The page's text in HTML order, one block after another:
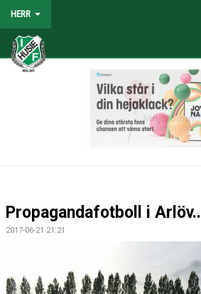
HERR
HEM
MATCHER
KONTAKT
Propagandafotboll i Arlöv..
2017-06-21 21:21